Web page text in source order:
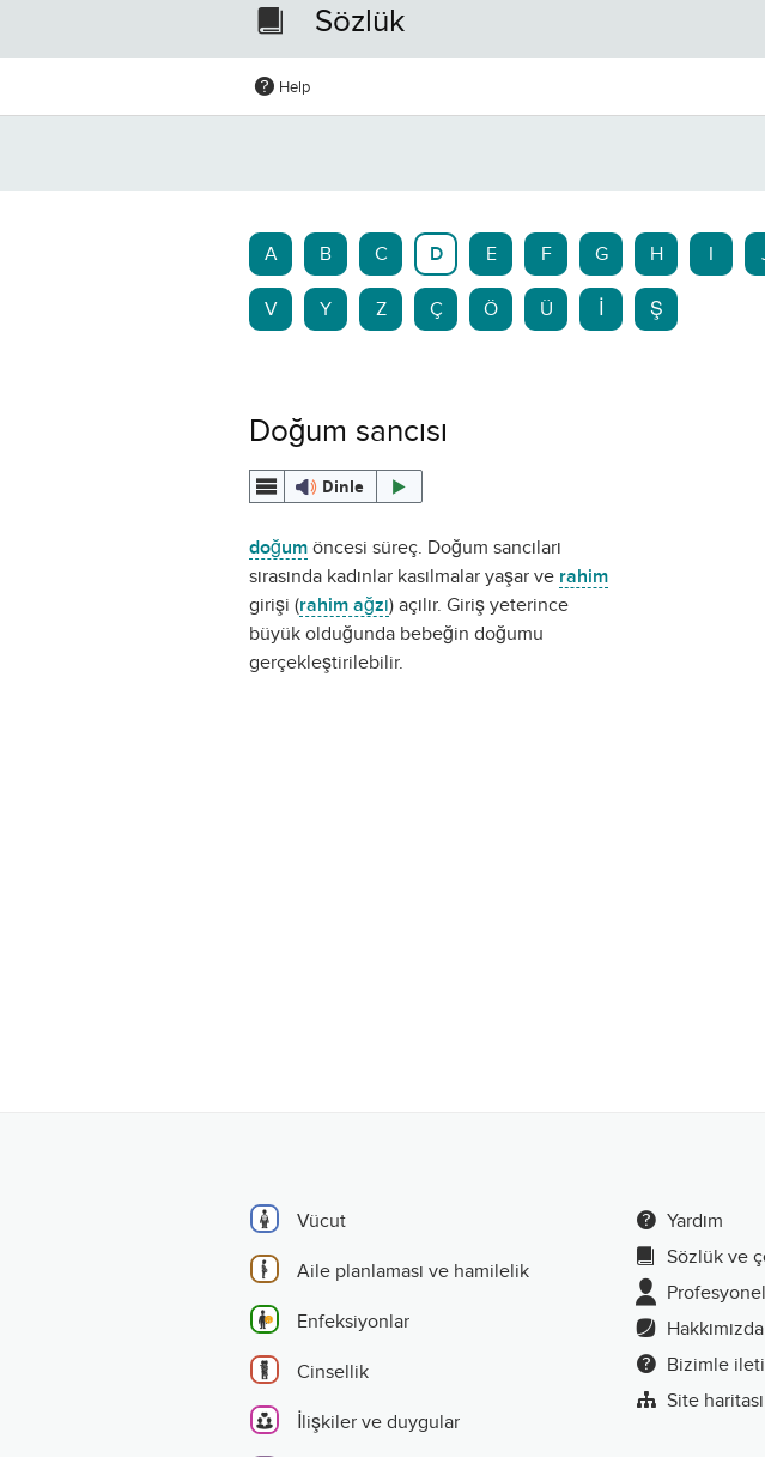
Sözlük
Help
A B C D E F G H I
V Y Z Ç Ö Ü Ş
Doğum sancısı
Dinle
doğum öncesi süreç. Doğum sancıları
sırasında kadınlar kasılmalar yaşar ve rahim
girişi (rahim ağzı) açılır. Giriş yeterince
büyük olduğunda bebeğin doğumu
gerçekleştirilebilir.
Vücut
Aile planlaması ve hamilelik
Enfeksiyonlar
Cinsellik
İlişkiler ve duygular
Yardım
Sözlük ve
Hakkımızda
Bizimle
Site haritası